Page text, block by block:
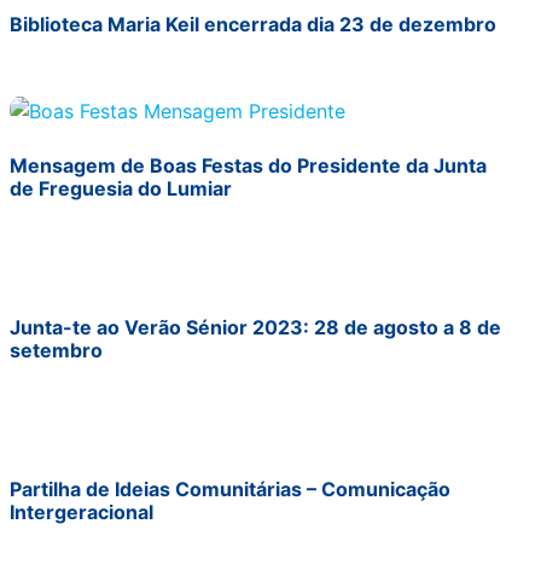
Biblioteca Maria Keil encerrada dia 23 de dezembro
Mensagem de Boas Festas do Presidente da Junta
de Freguesia do Lumiar
Junta-te ao Verão Sénior 2023: 28 de agosto a 8 de
setembro
Partilha de Ideias Comunitárias – Comunicação
Intergeracional